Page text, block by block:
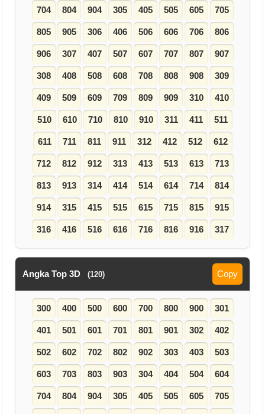
704 804 904 305 405 505 605 705
805 905 306 406 506 606 706 806
906 307 407 507 607 707 807 907
308 408 508 608 708 808 908 309
409 509 609 709 809 909 310 410
510 610 710 810 910 311 411 511
611 711 811 911 312 412 512 612
712 812 912 313 413 513 613 713
813 913 314 414 514 614 714 814
914 315 415 515 615 715 815 915
316 416 516 616 716 816 916 317
Angka Top 3D (120) Copy
300 400 500 600 700 800 900 301
401 501 601 701 801 901 302 402
502 602 702 802 902 303 403 503
603 703 803 903 304 404 504 604
704 804 904 305 405 505 605 705